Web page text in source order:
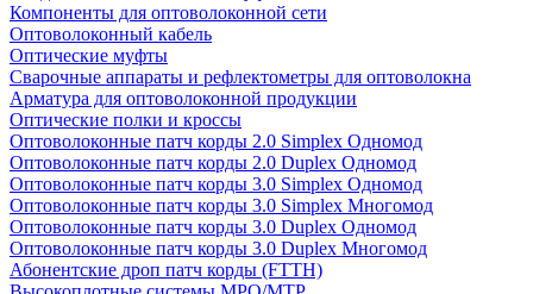
Компоненты для оптоволоконной сети
Оптоволоконный кабель
Оптические муфты
Сварочные аппараты и рефлектометры для оптоволокна
Арматура для оптоволоконной продукции
Оптические полки и кроссы
Оптоволоконные патч корды 2.0 Simplex Одномод
Оптоволоконные патч корды 2.0 Duplex Одномод
Оптоволоконные патч корды 3.0 Simplex Одномод
Оптоволоконные патч корды 3.0 Simplex Многомод
Оптоволоконные патч корды 3.0 Duplex Одномод
Оптоволоконные патч корды 3.0 Duplex Многомод
Абонентские дроп патч корды (FTTH)